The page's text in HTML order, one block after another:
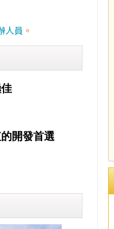
人員 。